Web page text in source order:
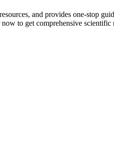
and provides one-stop
now to get comprehensive